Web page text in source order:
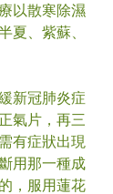
以散寒除濕
夏、紫蘇、
新冠肺炎症
氣片，再三
有症狀出現
用那一種成
，服用蓮花